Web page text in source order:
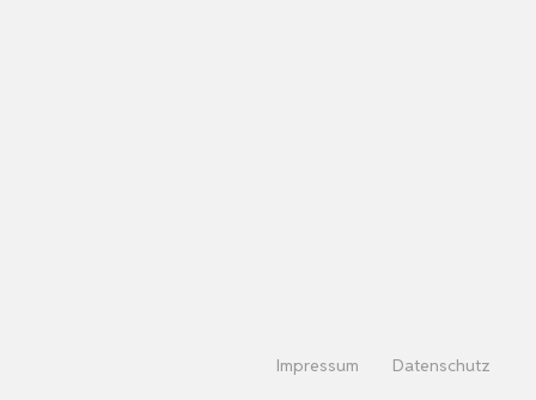
Impressum Datenschutz